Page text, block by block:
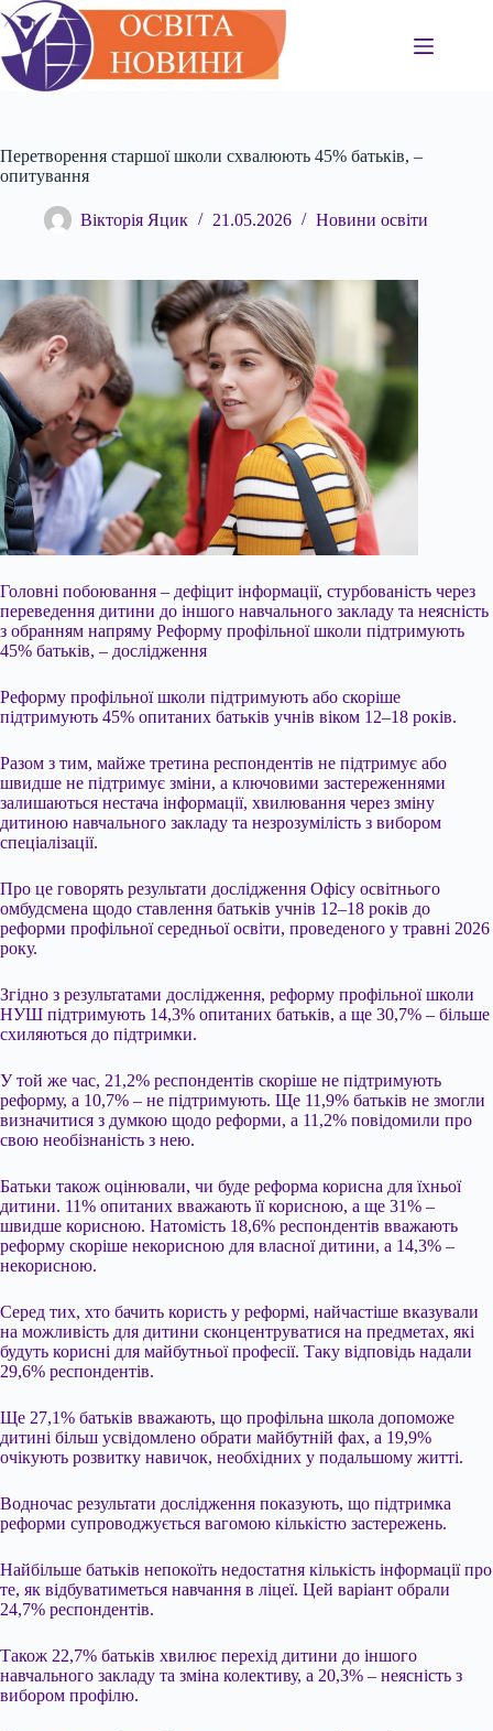
Перейти
до
вмісту
Перетворення старшої школи схвалюють 45% батьків, –
опитування
Вікторія Яцик 21.05.2026 Новини освіти
Головні побоювання – дефіцит інформації, стурбованість через
переведення дитини до іншого навчального закладу та неясність
з обранням напряму Реформу профільної школи підтримують
45% батьків, – дослідження
Реформу профільної школи підтримують або скоріше
підтримують 45% опитаних батьків учнів віком 12–18 років.
Разом з тим, майже третина респондентів не підтримує або
швидше не підтримує зміни, а ключовими застереженнями
залишаються нестача інформації, хвилювання через зміну
дитиною навчального закладу та незрозумілість з вибором
спеціалізації.
Про це говорять результати дослідження Офісу освітнього
омбудсмена щодо ставлення батьків учнів 12–18 років до
реформи профільної середньої освіти, проведеного у травні 2026
року.
Згідно з результатами дослідження, реформу профільної школи
НУШ підтримують 14,3% опитаних батьків, а ще 30,7% – більше
схиляються до підтримки.
У той же час, 21,2% респондентів скоріше не підтримують
реформу, а 10,7% – не підтримують. Ще 11,9% батьків не змогли
визначитися з думкою щодо реформи, а 11,2% повідомили про
свою необізнаність з нею.
Батьки також оцінювали, чи буде реформа корисна для їхньої
дитини. 11% опитаних вважають її корисною, а ще 31% –
швидше корисною. Натомість 18,6% респондентів вважають
реформу скоріше некорисною для власної дитини, а 14,3% –
некорисною.
Серед тих, хто бачить користь у реформі, найчастіше вказували
на можливість для дитини сконцентруватися на предметах, які
будуть корисні для майбутньої професії. Таку відповідь надали
29,6% респондентів.
Ще 27,1% батьків вважають, що профільна школа допоможе
дитині більш усвідомлено обрати майбутній фах, а 19,9%
очікують розвитку навичок, необхідних у подальшому житті.
Водночас результати дослідження показують, що підтримка
реформи супроводжується вагомою кількістю застережень.
Найбільше батьків непокоїть недостатня кількість інформації про
те, як відбуватиметься навчання в ліцеї. Цей варіант обрали
24,7% респондентів.
Також 22,7% батьків хвилює перехід дитини до іншого
навчального закладу та зміна колективу, а 20,3% – неясність з
вибором профілю.